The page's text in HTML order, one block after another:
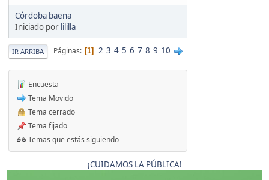
Córdoba baena
Iniciado por lililla
IR ARRIBA Páginas 1 2 3 4 5 6 7 8 9 10
Encuesta
Tema Movido
Tema cerrado
Tema fijado
Temas que estás siguiendo
¡CUIDAMOS LA PÚBLICA!